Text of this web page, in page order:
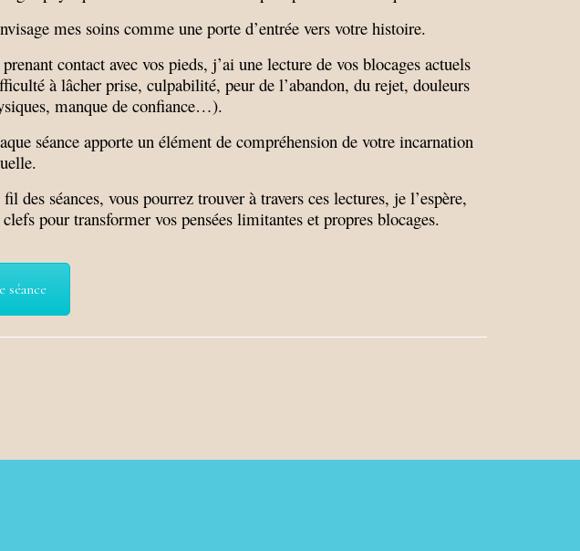
mes soins comme une porte d’entrée vers votre histoire.
contact avec vos pieds, j’ai une lecture de vos blocages actuels
à lâcher prise, culpabilité, peur de l’abandon, du rejet, douleurs
manque de confiance…).
séance apporte un élément de compréhension de votre incarnation
des séances, vous pourrez trouver à travers ces lectures, je l’espère,
pour transformer vos pensées limitantes et propres blocages.
séance